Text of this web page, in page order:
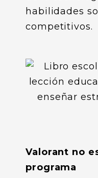
habilidades
competitivos.
Valorant no
programa